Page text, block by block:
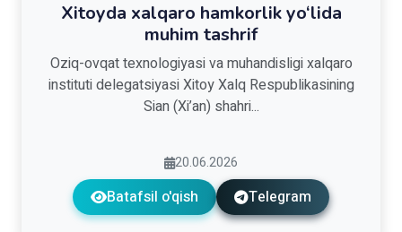
Xitoyda xalqaro hamkorlik yo‘lida
muhim tashrif
Oziq-ovqat texnologiyasi va muhandisligi xalqaro
instituti delegatsiyasi Xitoy Xalq Respublikasining
Sian (Xi’an) shahri...
20.06.2026
Batafsil o'qish Telegram